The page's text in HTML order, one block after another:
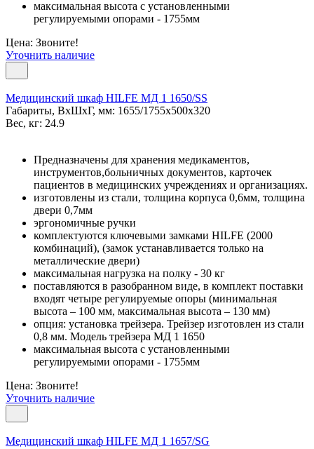
максимальная высота с установленными
регулируемыми опорами - 1755мм
Цена: Звоните!
Уточнить наличие
Медицинский шкаф HILFE МД 1 1650/SS
Габариты, ВxШxГ, мм: 1655/1755x500x320
Вес, кг: 24.9
Предназначены для хранения медикаментов,
инструментов,больничных документов, карточек
пациентов в медицинских учреждениях и организациях.
изготовлены из стали, толщина корпуса 0,6мм, толщина
двери 0,7мм
эргономичные ручки
комплектуются ключевыми замками HILFE (2000
комбинаций), (замок устанавливается только на
металлические двери)
максимальная нагрузка на полку - 30 кг
поставляются в разобранном виде, в комплект поставки
входят четыре регулируемые опоры (минимальная
высота – 100 мм, максимальная высота – 130 мм)
опция: установка трейзера. Трейзер изготовлен из стали
0,8 мм. Модель трейзера МД 1 1650
максимальная высота с установленными
регулируемыми опорами - 1755мм
Цена: Звоните!
Уточнить наличие
Медицинский шкаф HILFE МД 1 1657/SG